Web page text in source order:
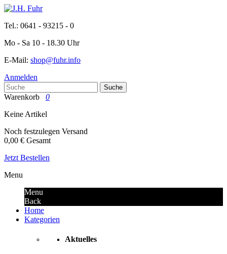
Tel.: 0641 - 93215 - 0
Mo - Sa 10 - 18.30 Uhr
E-Mail: shop@fuhr.info
Anmelden
Suche
Warenkorb
0
Keine Artikel
Noch festzulegen Versand
0,00 € Gesamt
Jetzt Bestellen
Menu
Menu
Back
Home
Kategorien
Aktuelles